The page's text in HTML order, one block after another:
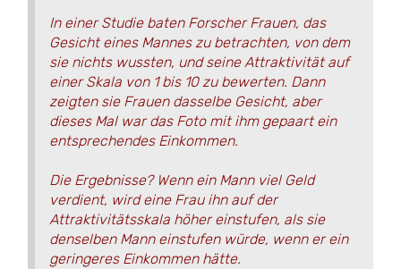
In einer Studie baten Forscher Frauen, das
Gesicht eines Mannes zu betrachten, von dem
sie nichts wussten, und seine Attraktivität auf
einer Skala von 1 bis 10 zu bewerten. Dann
zeigten sie Frauen dasselbe Gesicht, aber
dieses Mal war das Foto mit ihm gepaart ein
entsprechendes Einkommen.
Die Ergebnisse? Wenn ein Mann viel Geld
verdient, wird eine Frau ihn auf der
Attraktivitätsskala höher einstufen, als sie
denselben Mann einstufen würde, wenn er ein
geringeres Einkommen hätte.